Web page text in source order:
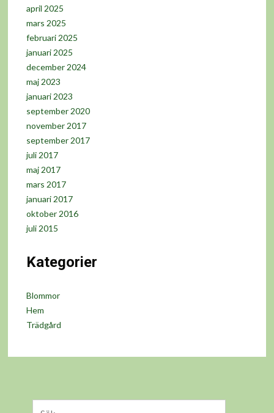
april 2025
mars 2025
februari 2025
januari 2025
december 2024
maj 2023
januari 2023
september 2020
november 2017
september 2017
juli 2017
maj 2017
mars 2017
januari 2017
oktober 2016
juli 2015
Kategorier
Blommor
Hem
Trädgård